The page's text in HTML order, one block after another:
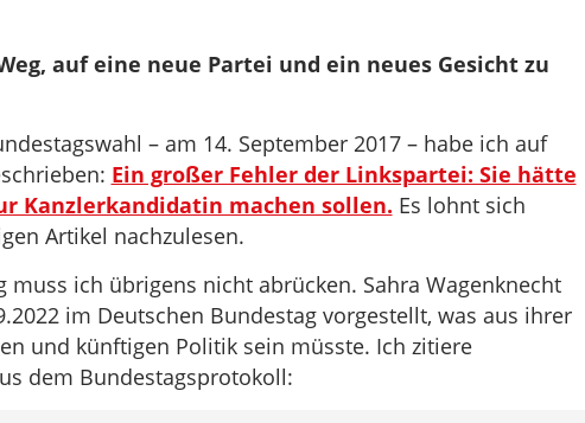
auf eine neue Partei und ein neues Gesicht zu
– am 14. September 2017 – habe ich auf
Ein großer Fehler der Linkspartei: Sie hätte
Kanzlerkandidatin machen sollen. Es lohnt sich
Artikel nachzulesen.
muss ich übrigens nicht abrücken. Sahra Wagenknecht
im Deutschen Bundestag vorgestellt, was aus ihrer
und künftigen Politik sein müsste. Ich zitiere
dem Bundestagsprotokoll: